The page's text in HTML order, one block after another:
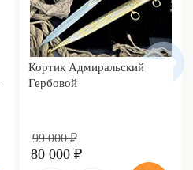
Кортик Адмиральский
Гербовой
99 000 ₽
80 000 ₽